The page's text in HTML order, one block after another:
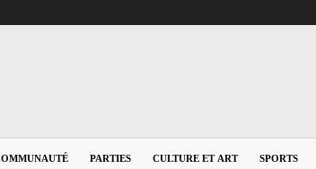
PARTIES CULTURE ET ART SPORTS